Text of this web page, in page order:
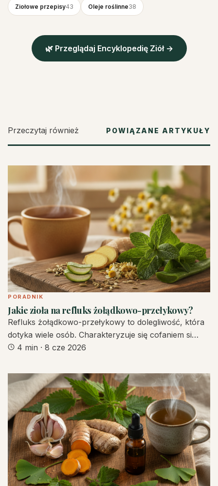
Ziołowe przepisy43 Oleje roślinne38
🌿 Przeglądaj Encyklopedię Ziół →
Przeczytaj również POWIĄZANE ARTYKUŁY
PORADNIK
Jakie zioła na refluks żołądkowo-przełykowy?
Refluks żołądkowo-przełykowy to dolegliwość, która
dotyka wiele osób. Charakteryzuje się cofaniem si…
4 min · 8 cze 2026